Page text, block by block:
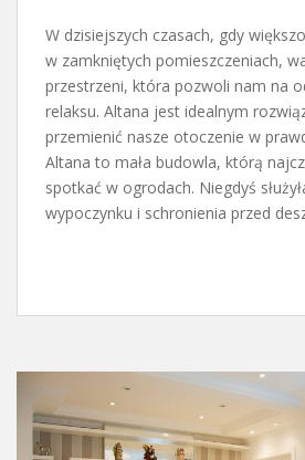
W dzisiejszych czasach, gdy
w zamkniętych pomieszczeniach,
przestrzeni, która pozwoli nam na
relaksu. Altana jest idealnym
przemienić nasze otoczenie w
Altana to mała budowla, którą
spotkać w ogrodach. Niegdyś
wypoczynku i schronienia przed